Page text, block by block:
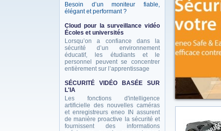
Besoin d’un moniteur fiable,
élégant et performant ?
Cloud pour la surveillance vidéo
Écoles et universités
Lorsqu’on a confiance dans la
sécurité d’un environnement
éducatif, les étudiants et le
personnel peuvent se concentrer
entièrement sur l’apprentissage
SÉCURITÉ VIDÉO BASÉE SUR
L'IA
Les fonctions d'intelligence
artificielle des nouvelles caméras
et enregistreurs eneo IN assurent
de manière proactive la sécurité et
fournissent des informations